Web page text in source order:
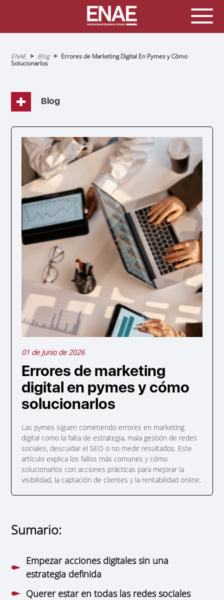
Sobrescribir
enlaces
de
navegación
ENAE Blog
Errores de Marketing Digital En Pymes y Cómo
Solucionarlos
Blog
01 de Junio de 2026
Errores de marketing
digital en pymes y cómo
solucionarlos
Las pymes siguen cometiendo errores en marketing
digital como la falta de estrategia, mala gestión de redes
sociales, descuidar el SEO o no medir resultados. Este
artículo explica los fallos más comunes y cómo
solucionarlos con acciones prácticas para mejorar la
visibilidad, la captación de clientes y la rentabilidad online.
Sumario:
Empezar acciones digitales sin una
estrategia definida
Querer estar en todas las redes sociales